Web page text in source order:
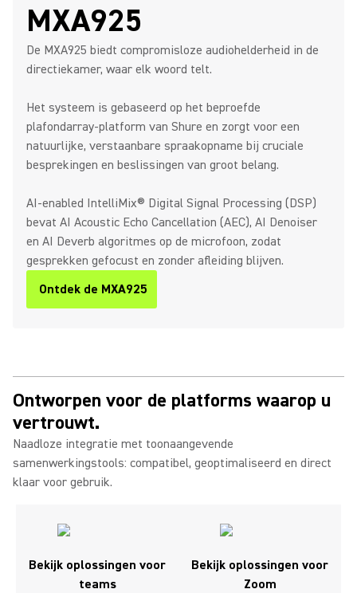
MXA925
De MXA925 biedt compromisloze audiohelderheid in de
directiekamer, waar elk woord telt.
Het systeem is gebaseerd op het beproefde
plafondarray-platform van Shure en zorgt voor een
natuurlijke, verstaanbare spraakopname bij cruciale
besprekingen en beslissingen van groot belang.
AI-enabled IntelliMix® Digital Signal Processing (DSP)
bevat AI Acoustic Echo Cancellation (AEC), AI Denoiser
en AI Deverb algoritmes op de microfoon, zodat
gesprekken gefocust en zonder afleiding blijven.
Ontdek de MXA925
Ontworpen voor de platforms waarop u
vertrouwt.
Naadloze integratie met toonaangevende
samenwerkingstools: compatibel, geoptimaliseerd en direct
klaar voor gebruik.
Bekijk oplossingen voor
teams
Bekijk oplossingen voor
Zoom